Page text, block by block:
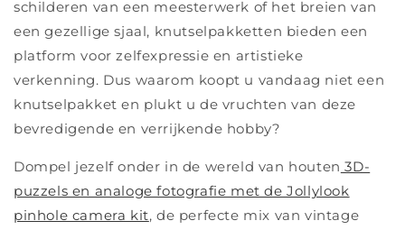
schilderen van een meesterwerk of het breien van
een gezellige sjaal, knutselpakketten bieden een
platform voor zelfexpressie en artistieke
verkenning. Dus waarom koopt u vandaag niet een
knutselpakket en plukt u de vruchten van deze
bevredigende en verrijkende hobby?
Dompel jezelf onder in de wereld van houten 3D-
puzzels en analoge fotografie met de Jollylook
pinhole camera kit, de perfecte mix van vintage